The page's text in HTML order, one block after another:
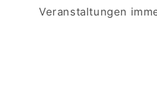
Veranstaltungen